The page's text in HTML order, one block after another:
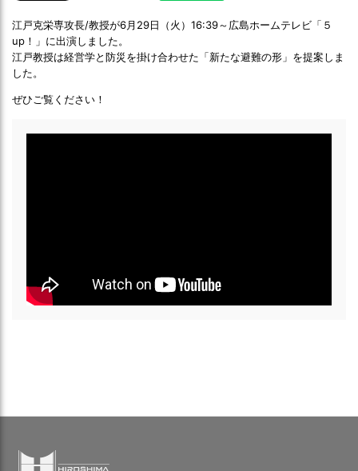
江戸克栄専攻長/教授が6月29日（火）16:39～広島ホームテレビ「５
up！」に出演しました。
江戸教授は経営学と防災を掛け合わせた「新たな避難の形」を提案しま
した。
ぜひご覧ください！